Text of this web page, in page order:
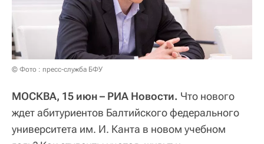
© Фото : пресс-служба БФУ
МОСКВА, 15 июн – РИА Новости. Что нового
ждет абитуриентов Балтийского федерального
университета им. И. Канта в новом учебном